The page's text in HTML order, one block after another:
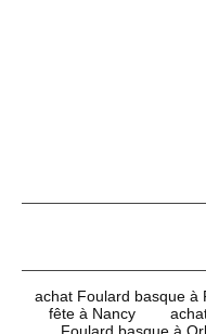
achat Foulard basque à
fête à Nancy